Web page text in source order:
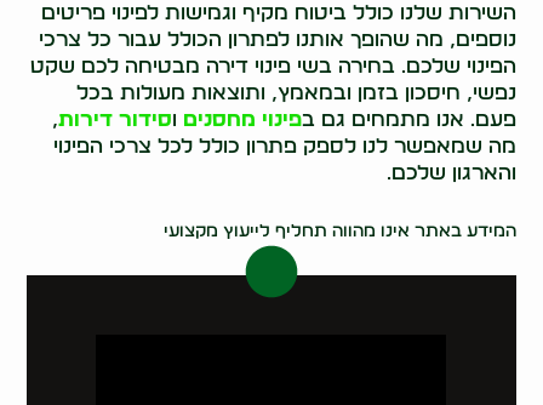
השירות שלנו כולל ביטוח מקיף וגמישות לפינוי פריטים
נוספים, מה שהופך אותנו לפתרון הכולל עבור כל צרכי
הפינוי שלכם. בחירה בשי פינוי דירה מבטיחה לכם שקט
נפשי, חיסכון בזמן ובמאמץ, ותוצאות מעולות בכל
פעם. אנו מתמחים גם בפינוי מחסנים וסידור דירות,
מה שמאפשר לנו לספק פתרון כולל לכל צרכי הפינוי
והארגון שלכם.
המידע באתר אינו מהווה תחליף לייעוץ מקצועי